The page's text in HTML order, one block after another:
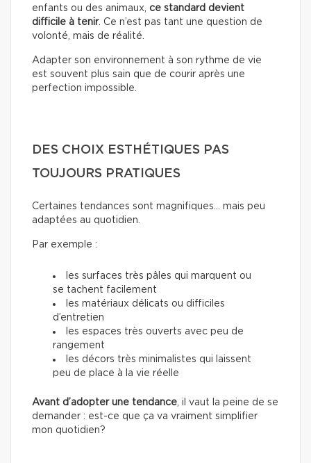
enfants ou des animaux, ce standard devient
difficile à tenir. Ce n’est pas tant une question de
volonté, mais de réalité.
Adapter son environnement à son rythme de vie
est souvent plus sain que de courir après une
perfection impossible.
DES CHOIX ESTHÉTIQUES PAS
TOUJOURS PRATIQUES
Certaines tendances sont magnifiques… mais peu
adaptées au quotidien.
Par exemple :
les surfaces très pâles qui marquent ou
se tachent facilement
les matériaux délicats ou difficiles
d’entretien
les espaces très ouverts avec peu de
rangement
les décors très minimalistes qui laissent
peu de place à la vie réelle
Avant d’adopter une tendance , il vaut la peine de se
demander : est-ce que ça va vraiment simplifier
mon quotidien?